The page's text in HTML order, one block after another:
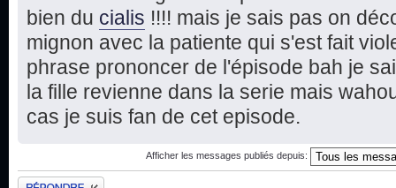
bien du cialis !!!! mais je sais pas on
mignon avec la patiente qui s'est fait
phrase prononcer de l'épisode bah je
la fille revienne dans la serie mais
cas je suis fan de cet episode.
Afficher les messages publiés depuis:
Publier une réponse